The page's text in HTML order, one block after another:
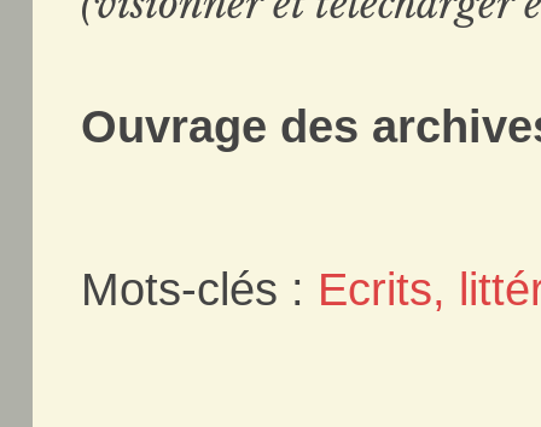
Ouvrage des
Mots-clés : Ecrits,